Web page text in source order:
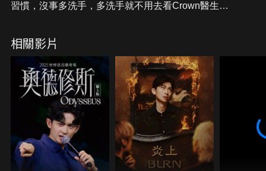
習慣，沒事多洗手，多洗手就不用去看Crown醫生
相關影片